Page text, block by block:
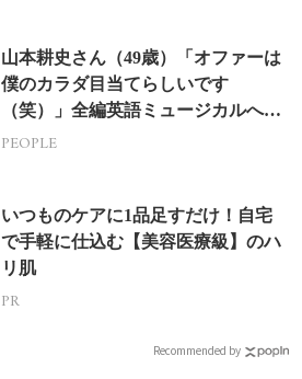
山本耕史さん（49歳）「オファーは
僕のカラダ目当てらしいです
（笑）」全編英語ミュージカルへの
挑戦
PEOPLE
いつものケアに1品足すだけ！自宅
で手軽に仕込む【美容医療級】のハ
リ肌
PR
Recommended by